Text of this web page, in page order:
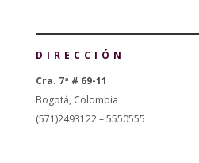
DIRECCIÓN
Cra. 7ª # 69-11
Bogotá, Colombia
(571)2493122 – 5550555